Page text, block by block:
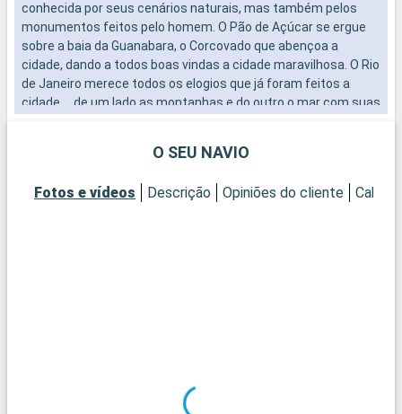
conhecida por seus cenários naturais, mas também pelos
monumentos feitos pelo homem. O Pão de Açúcar se ergue
sobre a baia da Guanabara, o Corcovado que abençoa a
cidade, dando a todos boas vindas a cidade maravilhosa. O Rio
de Janeiro merece todos os elogios que já foram feitos a
cidade.... de um lado as montanhas e do outro o mar com suas
O SEU NAVIO
Fotos e vídeos Descrição Opiniões do cliente